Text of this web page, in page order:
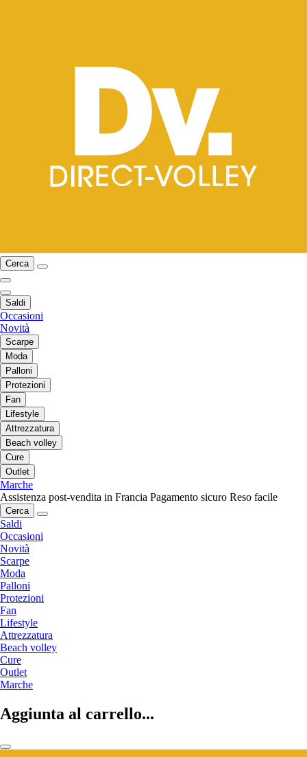
Cerca
Saldi
Occasioni
Novità
Scarpe
Moda
Palloni
Protezioni
Fan
Lifestyle
Attrezzatura
Beach volley
Cure
Outlet
Marche
Assistenza post-vendita in Francia Pagamento sicuro Reso facile
Cerca
Saldi
Occasioni
Novità
Scarpe
Moda
Palloni
Protezioni
Fan
Lifestyle
Attrezzatura
Beach volley
Cure
Outlet
Marche
Aggiunta al carrello...